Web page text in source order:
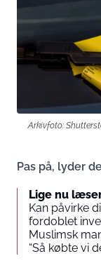
Arkivfoto:
Pas på, lyder
Lige nu
Kan påvirke
fordoblet
Muslimsk
“Så købte vi